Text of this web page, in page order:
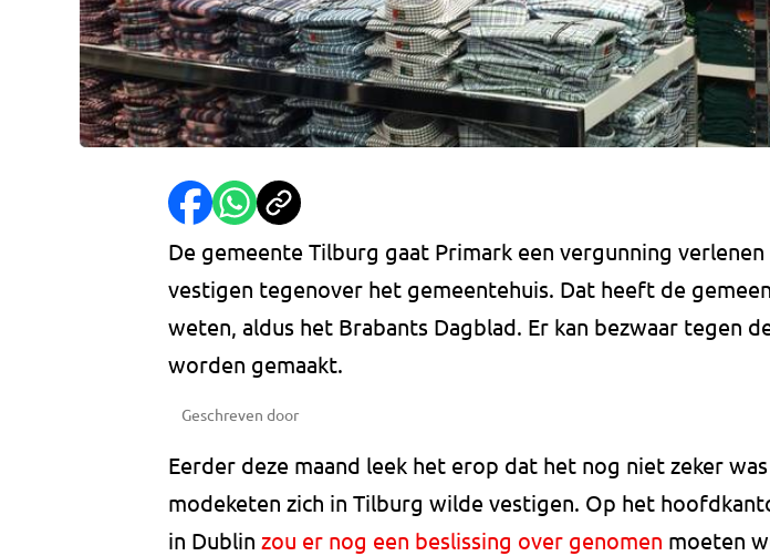
De gemeente Tilburg gaat Primark een vergunning verlenen
vestigen tegenover het gemeentehuis. Dat heeft de
weten, aldus het Brabants Dagblad. Er kan bezwaar tegen
worden gemaakt.
Geschreven door
Eerder deze maand leek het erop dat het nog niet zeker
modeketen zich in Tilburg wilde vestigen. Op het
in Dublin zou er nog een beslissing over genomen moeten